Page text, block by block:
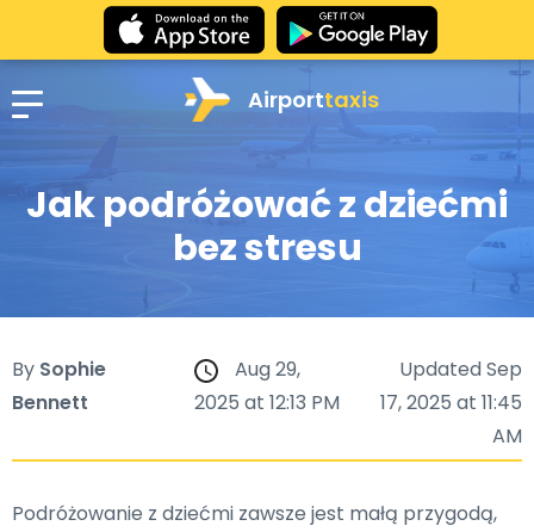
Airporttaxis
Jak podróżować z dziećmi
bez stresu
By Sophie
Bennett
Aug 29,
2025 at 12:13 PM
Updated Sep
17, 2025 at 11:45
AM
Podróżowanie z dziećmi zawsze jest małą przygodą,